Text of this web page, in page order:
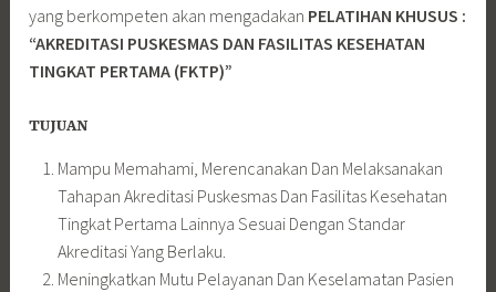
yang berkompeten akan mengadakan PELATIHAN KHUSUS :
“AKREDITASI PUSKESMAS DAN FASILITAS KESEHATAN
TINGKAT PERTAMA (FKTP)”
TUJUAN
Mampu Memahami, Merencanakan Dan Melaksanakan
Tahapan Akreditasi Puskesmas Dan Fasilitas Kesehatan
Tingkat Pertama Lainnya Sesuai Dengan Standar
Akreditasi Yang Berlaku.
Meningkatkan Mutu Pelayanan Dan Keselamatan Pasien